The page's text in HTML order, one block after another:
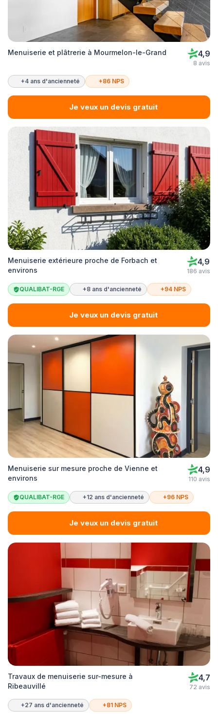
Menuiserie et plâtrerie à Mourmelon-le-Grand 4,9
8 avis
+4 ans d'ancienneté +86 NPS
Je veux un devis gratuit
Menuiserie extérieure proche de Forbach et
environs
4,9
186 avis
QUALIBAT-RGE +8 ans d'ancienneté +94 NPS
Je veux un devis gratuit
Menuiserie sur mesure proche de Vienne et
environs
4,9
110 avis
QUALIBAT-RGE +12 ans d'ancienneté +96 NPS
Je veux un devis gratuit
Travaux de menuiserie sur-mesure à
Ribeauvillé
4,7
72 avis
+27 ans d'ancienneté +81 NPS